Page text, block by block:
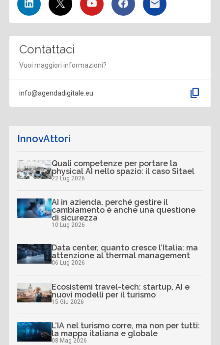
Contattaci
Vuoi maggiori informazioni?
info@agendadigitale.eu content_copy
InnovAttori
Quali competenze per portare la
physical AI nello spazio: il caso Sitael
22 Lug 2026
AI in azienda, perché gestire il
cambiamento è anche una questione
di sicurezza
10 Lug 2026
Data center, quanto cresce l’Italia: ma
attenzione al thermal management
06 Lug 2026
Ecosistemi travel-tech: startup, AI e
nuovi modelli per il turismo
15 Giu 2026
L’IA nel turismo corre, ma non per tutti:
la mappa italiana e globale
08 Mag 2026